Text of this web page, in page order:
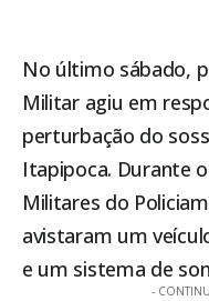
No último sábado,
Militar agiu em
perturbação do
Itapipoca. Durante
Militares do
avistaram um
e um sistema de
-